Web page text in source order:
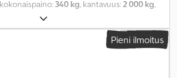
340 kg, kantavuus:2 000 kg,
, tuotteen leveys (max):
Pieni ilmoitus